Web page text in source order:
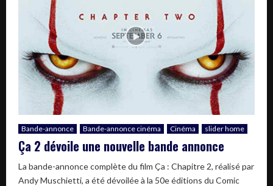
Bande-annonce Bande-annonce cinéma Cinéma slider home
Ça 2 dévoile une nouvelle bande annonce
La bande-annonce complète du film Ça : Chapitre 2, réalisé par
Andy Muschietti, a été dévoilée à la 50e éditions du Comic